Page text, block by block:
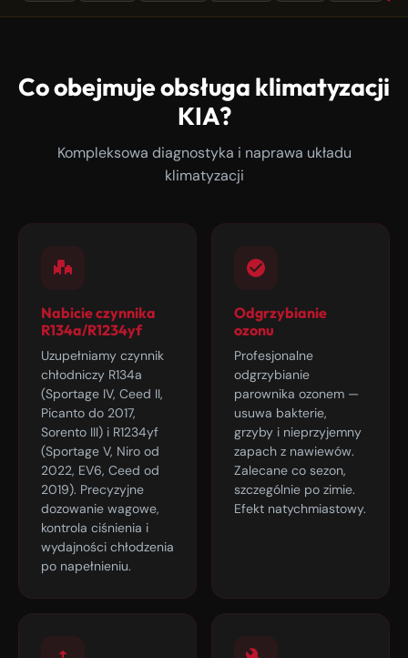
Co obejmuje obsługa klimatyzacji
KIA?
Kompleksowa diagnostyka i naprawa układu
klimatyzacji
Nabicie czynnika
R134a/R1234yf
Uzupełniamy czynnik
chłodniczy R134a
(Sportage IV, Ceed II,
Picanto do 2017,
Sorento III) i R1234yf
(Sportage V, Niro od
2022, EV6, Ceed od
2019). Precyzyjne
dozowanie wagowe,
kontrola ciśnienia i
wydajności chłodzenia
po napełnieniu.
Odgrzybianie
ozonu
Profesjonalne
odgrzybianie
parownika ozonem —
usuwa bakterie,
grzyby i nieprzyjemny
zapach z nawiewów.
Zalecane co sezon,
szczególnie po zimie.
Efekt natychmiastowy.